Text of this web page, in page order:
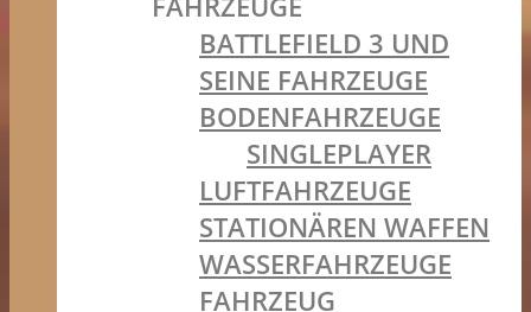
BATTLEFIELD 3 UND
SEINE FAHRZEUGE
BODENFAHRZEUGE
SINGLEPLAYER
LUFTFAHRZEUGE
STATIONÄREN WAFFEN
WASSERFAHRZEUGE
FAHRZEUG